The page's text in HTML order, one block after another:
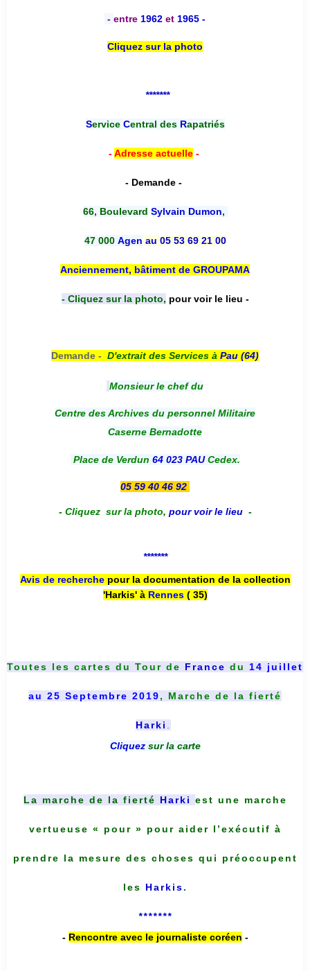
- entre 1962 et 1965 -
Cliquez sur la photo
*******
Service Central desRapatriés
-Adresse actuelle-
- Demande -
66, Boulevard Sylvain Dumon,
47 000 Agen au 05 53 69 21 00
Anciennement, bâtiment de GROUPAMA
- Cliquez sur la photo, pour voir le lieu -
Demande - D'extrait des Services à Pau (64)
Monsieur le chef du
Centre des Archives du personnel Militaire
Caserne Bernadotte
Place de Verdun 64 023 PAUCedex.
05 59 40 46 92
- Cliquez sur la photo, pour voir le lieu -
*******
Avis de recherche pour la documentation de la collection
'Harkis' à Rennes( 35)
Toutes les cartes du Tour de France du 14 juillet
au 25 Septembre 2019, Marche de la fierté
Harki .
Cliquez sur la carte
La marche de la fierté Harki est une marche
vertueuse « pour » pour aider l’exécutif à
prendre la mesure des choses qui préoccupent
les Harkis.
*******
- Rencontre avec le journaliste coréen -